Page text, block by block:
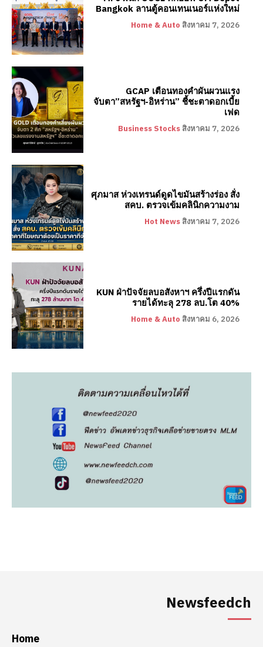
Bangkok ลานตู้คอนเทนเนอร์แห่งใหม่
Home & Auto สิงหาคม 7, 2026
GCAP เตือนทองคำผันผวนแรง
จับตา”สหรัฐฯ-อิหร่าน” ชี้ชะตาดอกเบี้ย
เฟด
Business Stocks สิงหาคม 7, 2026
ศุภมาส ห่วงเทรนด์ดูดไขมันสร้างร่อง สั่ง
สคบ. ตรวจเข้มคลินิกความงาม
Hot News สิงหาคม 7, 2026
KUN ฝ่าปัจจัยลบอสังหาฯ ครึ่งปีแรกดัน
รายได้ทะลุ 278 ลบ.โต 40%
Home & Auto สิงหาคม 6, 2026
Newsfeedch
Home